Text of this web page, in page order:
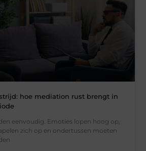
hoe mediation rust brengt in
eenvoudig. Emoties lopen hoog op,
zich op en ondertussen moeten